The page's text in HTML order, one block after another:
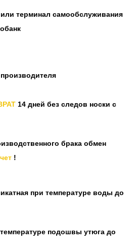
или терминал самообслуживания
14 дней без следов носки с
брака обмен
!
при температуре воды до
подошвы утюга до